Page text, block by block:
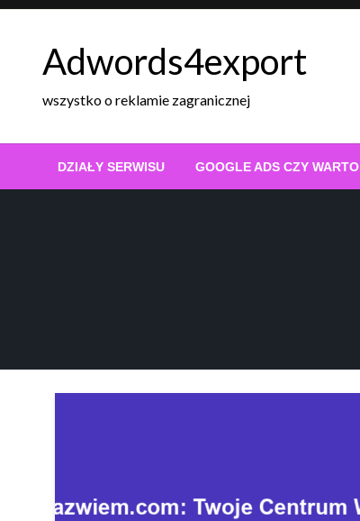
Skip
Adwords4export
wszystko o reklamie zagranicznej
DZIAŁY SERWISU GOOGLE ADS CZY WARTO